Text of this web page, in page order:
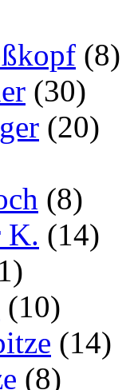
(8)
(30)
(20)
(8)
K. (14)
(10)
(14)
(8)